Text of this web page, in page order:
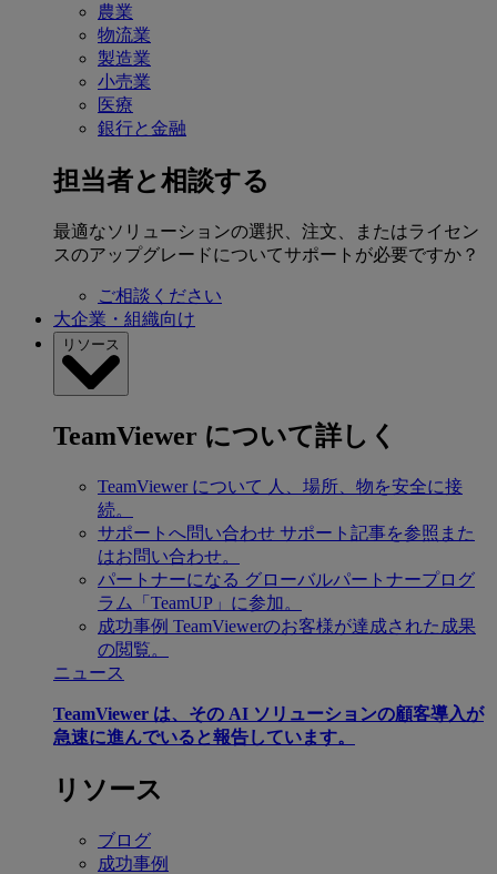
農業
物流業
製造業
小売業
医療
銀行と金融
担当者と相談する
最適なソリューションの選択、注文、またはライセン
スのアップグレードについてサポートが必要ですか？
ご相談ください
大企業・組織向け
リソース
TeamViewer について詳しく
TeamViewer について 人、場所、物を安全に接
続。
サポートへ問い合わせ サポート記事を参照また
はお問い合わせ。
パートナーになる グローバルパートナープログ
ラム「TeamUP」に参加。
成功事例 TeamViewerのお客様が達成された成果
の閲覧。
ニュース
TeamViewer は、その AI ソリューションの顧客導入が
急速に進んでいると報告しています。
リソース
ブログ
成功事例